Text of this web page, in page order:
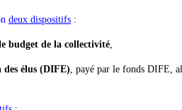
deux dispositifs :
budget de la collectivité,
élus (DIFE), payé par le fonds DIFE,